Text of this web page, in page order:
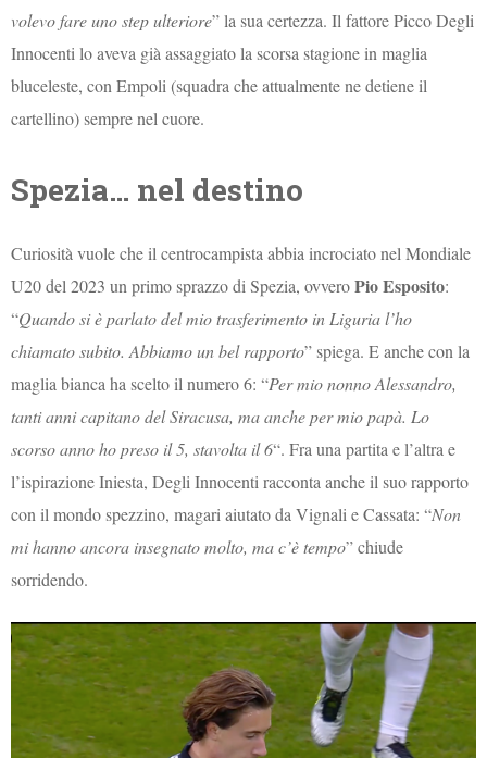
volevo fare uno step ulteriore” la sua certezza. Il fattore Picco Degli
Innocenti lo aveva già assaggiato la scorsa stagione in maglia
bluceleste, con Empoli (squadra che attualmente ne detiene il
cartellino) sempre nel cuore.
Spezia… nel destino
Curiosità vuole che il centrocampista abbia incrociato nel Mondiale
U20 del 2023 un primo sprazzo di Spezia, ovveroPio Esposito:
“Quando si è parlato del mio trasferimento in Liguria l’ho
chiamato subito. Abbiamo un bel rapporto” spiega. E anche con la
maglia bianca ha scelto il numero 6: “Per mio nonno Alessandro,
tanti anni capitano del Siracusa, ma anche per mio papà. Lo
scorso anno ho preso il 5, stavolta il 6“. Fra una partita e l’altra e
l’ispirazione Iniesta, Degli Innocenti racconta anche il suo rapporto
con il mondo spezzino, magari aiutato da Vignali e Cassata: “Non
mi hanno ancora insegnato molto, ma c’è tempo” chiude
sorridendo.